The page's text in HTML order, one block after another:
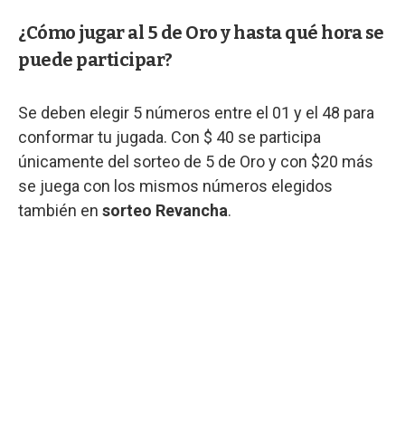
¿Cómo jugar al 5 de Oro y hasta qué hora se
puede participar?
Se deben elegir 5 números entre el 01 y el 48 para
conformar tu jugada. Con $ 40 se participa
únicamente del sorteo de 5 de Oro y con $20 más
se juega con los mismos números elegidos
también en sorteo Revancha.